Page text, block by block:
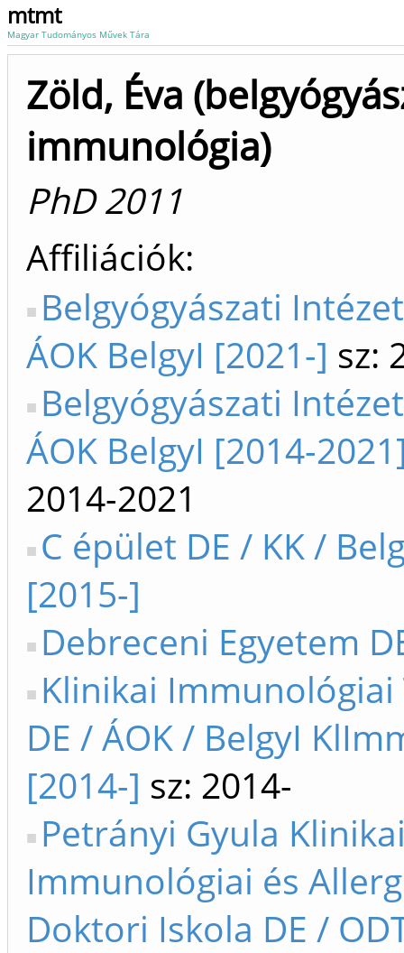
mtmt
Magyar Tudományos Művek Tára
Zöld, Éva
immunológia)
PhD 2011
Affiliációk
Belgyógyászati
ÁOK BelgyI [2021-] sz:
Belgyógyászati
ÁOK BelgyI [2014-
2014-2021
C épület DE / KK /
[2015-]
Debreceni Egyetem
Klinikai Immunológiai
DE / ÁOK / BelgyI
[2014-] sz: 2014-
Petrányi Gyula
Immunológiai és
Doktori Iskola DE /